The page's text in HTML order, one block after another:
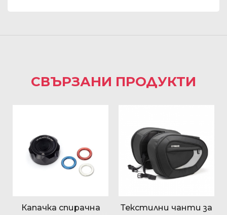
СВЪРЗАНИ ПРОДУКТИ
Капачка спирачна
Текстилни чанти за